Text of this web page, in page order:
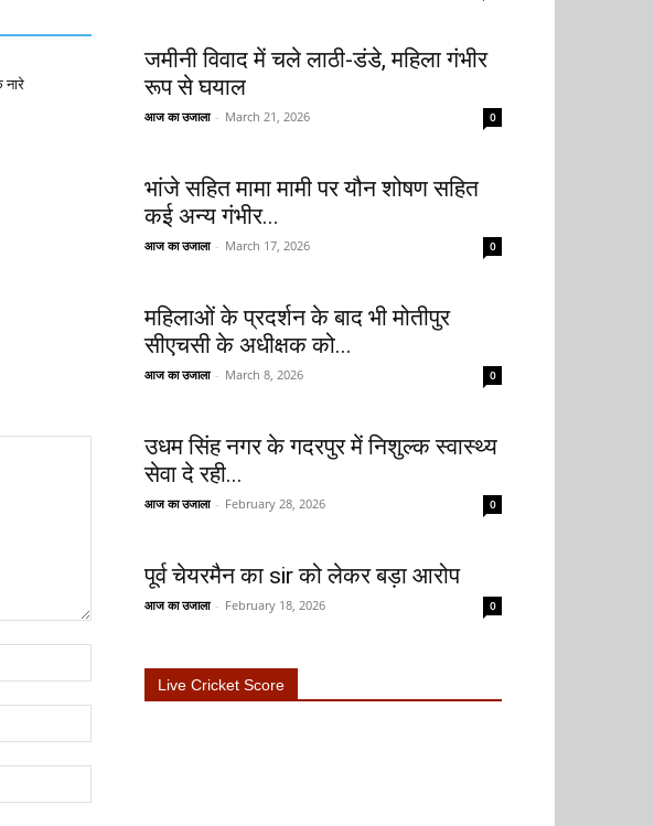
नारे
जमीनी विवाद में चले लाठी-डंडे, महिला गंभीर
रूप से घयाल
आज का उजाला - March 21, 2026 0
भांजे सहित मामा मामी पर यौन शोषण सहित
कई अन्य गंभीर...
आज का उजाला - March 17, 2026 0
महिलाओं के प्रदर्शन के बाद भी मोतीपुर
सीएचसी के अधीक्षक को...
आज का उजाला - March 8, 2026 0
उधम सिंह नगर के गदरपुर में निशुल्क स्वास्थ्य
सेवा दे रही...
आज का उजाला - February 28, 2026 0
पूर्व चेयरमैन का sir को लेकर बड़ा आरोप
आज का उजाला - February 18, 2026 0
Live Cricket Score